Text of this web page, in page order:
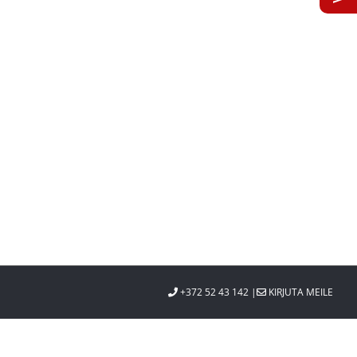
KIRJUTA MEILE
+372 52 43 142 |